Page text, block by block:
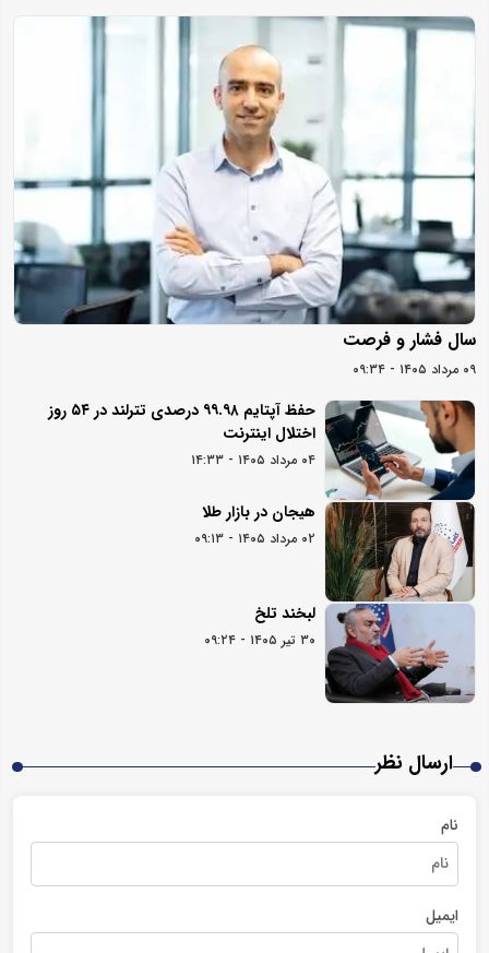
سال فشار و فرصت
۰۹ مرداد ۱۴۰۵ - ۰۹:۳۴
حفظ آپتایم ۹۹.۹۸ درصدی تترلند در ۵۴ روز
اختلال اینترنت
۰۴ مرداد ۱۴۰۵ - ۱۴:۳۳
هیجان در بازار طلا
۰۲ مرداد ۱۴۰۵ - ۰۹:۱۳
لبخند تلخ
۳۰ تیر ۱۴۰۵ - ۰۹:۲۴
ارسال نظر
نام
ایمیل